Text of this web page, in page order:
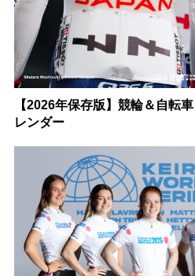
【2026年保存版】競輪＆自転
レンダー